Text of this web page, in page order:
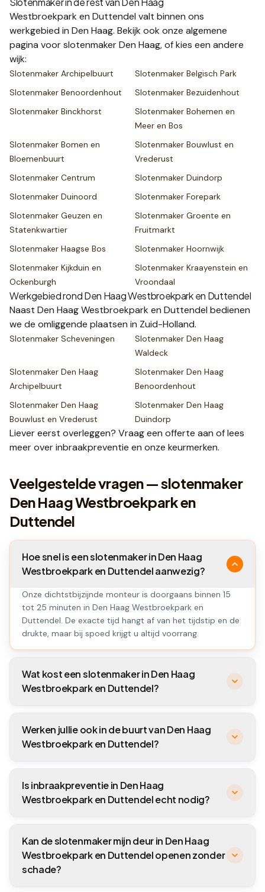
Westbroekpark en Duttendel valt binnen ons
werkgebied in Den Haag. Bekijk ook onze algemene
pagina voor slotenmakerDen Haag, of kies een andere
wijk:
Slotenmaker Archipelbuurt Slotenmaker Belgisch Park
Slotenmaker Benoordenhout Slotenmaker Bezuidenhout
Slotenmaker Binckhorst Slotenmaker Bohemen en
Meer en Bos
Slotenmaker Bomen en
Bloemenbuurt
Slotenmaker Bouwlust en
Vrederust
Slotenmaker Centrum Slotenmaker Duindorp
Slotenmaker Duinoord Slotenmaker Forepark
Slotenmaker Geuzen en
Statenkwartier
Slotenmaker Groente en
Fruitmarkt
Slotenmaker Haagse Bos Slotenmaker Hoornwijk
Slotenmaker Kijkduin en
Ockenburgh
Slotenmaker Kraayenstein en
Vroondaal
Werkgebied rondDen Haag Westbroekpark en Duttendel
Naast Den Haag Westbroekpark en Duttendel bedienen
we de omliggende plaatsen in Zuid-Holland.
Slotenmaker Scheveningen Slotenmaker Den Haag
Waldeck
Slotenmaker Den Haag
Archipelbuurt
Slotenmaker Den Haag
Benoordenhout
Slotenmaker Den Haag
Bouwlust en Vrederust
Slotenmaker Den Haag
Duindorp
Liever eerst overleggen? Vraag een offerte aan of lees
meer overinbraakpreventie en onze keurmerken.
Veelgestelde vragen — slotenmaker
Den Haag Westbroekpark en
Duttendel
Hoe snel is een slotenmaker in Den Haag
Westbroekpark en Duttendel aanwezig?
Onze dichtstbijzijnde monteur is doorgaans binnen 15
tot 25 minuten in Den Haag Westbroekpark en
Duttendel. De exacte tijd hangt af van het tijdstip en de
drukte, maar bij spoed krijgt u altijd voorrang.
Wat kost een slotenmaker in Den Haag
Westbroekpark en Duttendel?
Werken jullie ook in de buurt van Den Haag
Westbroekpark en Duttendel?
Is inbraakpreventie in Den Haag
Westbroekpark en Duttendel echt nodig?
Kan de slotenmaker mijn deur in Den Haag
Westbroekpark en Duttendel openen zonder
schade?